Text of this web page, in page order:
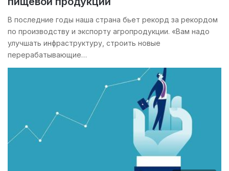
В последние годы наша страна бьет рекорд за рекордом
по производству и экспорту агропродукции. «Вам надо
улучшать инфраструктуру, строить новые
перерабатывающие…